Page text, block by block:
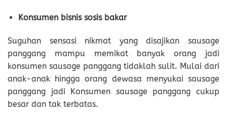
Konsumen bisnis sosis bakar
Suguhan sensasi nikmat yang disajikan sausage
panggang mampu memikat banyak orang jadi
konsumen sausage panggang tidaklah sulit. Mulai dari
anak-anak hingga orang dewasa menyukai sausage
panggang jadi Konsumen sausage panggang cukup
besar dan tak terbatas.